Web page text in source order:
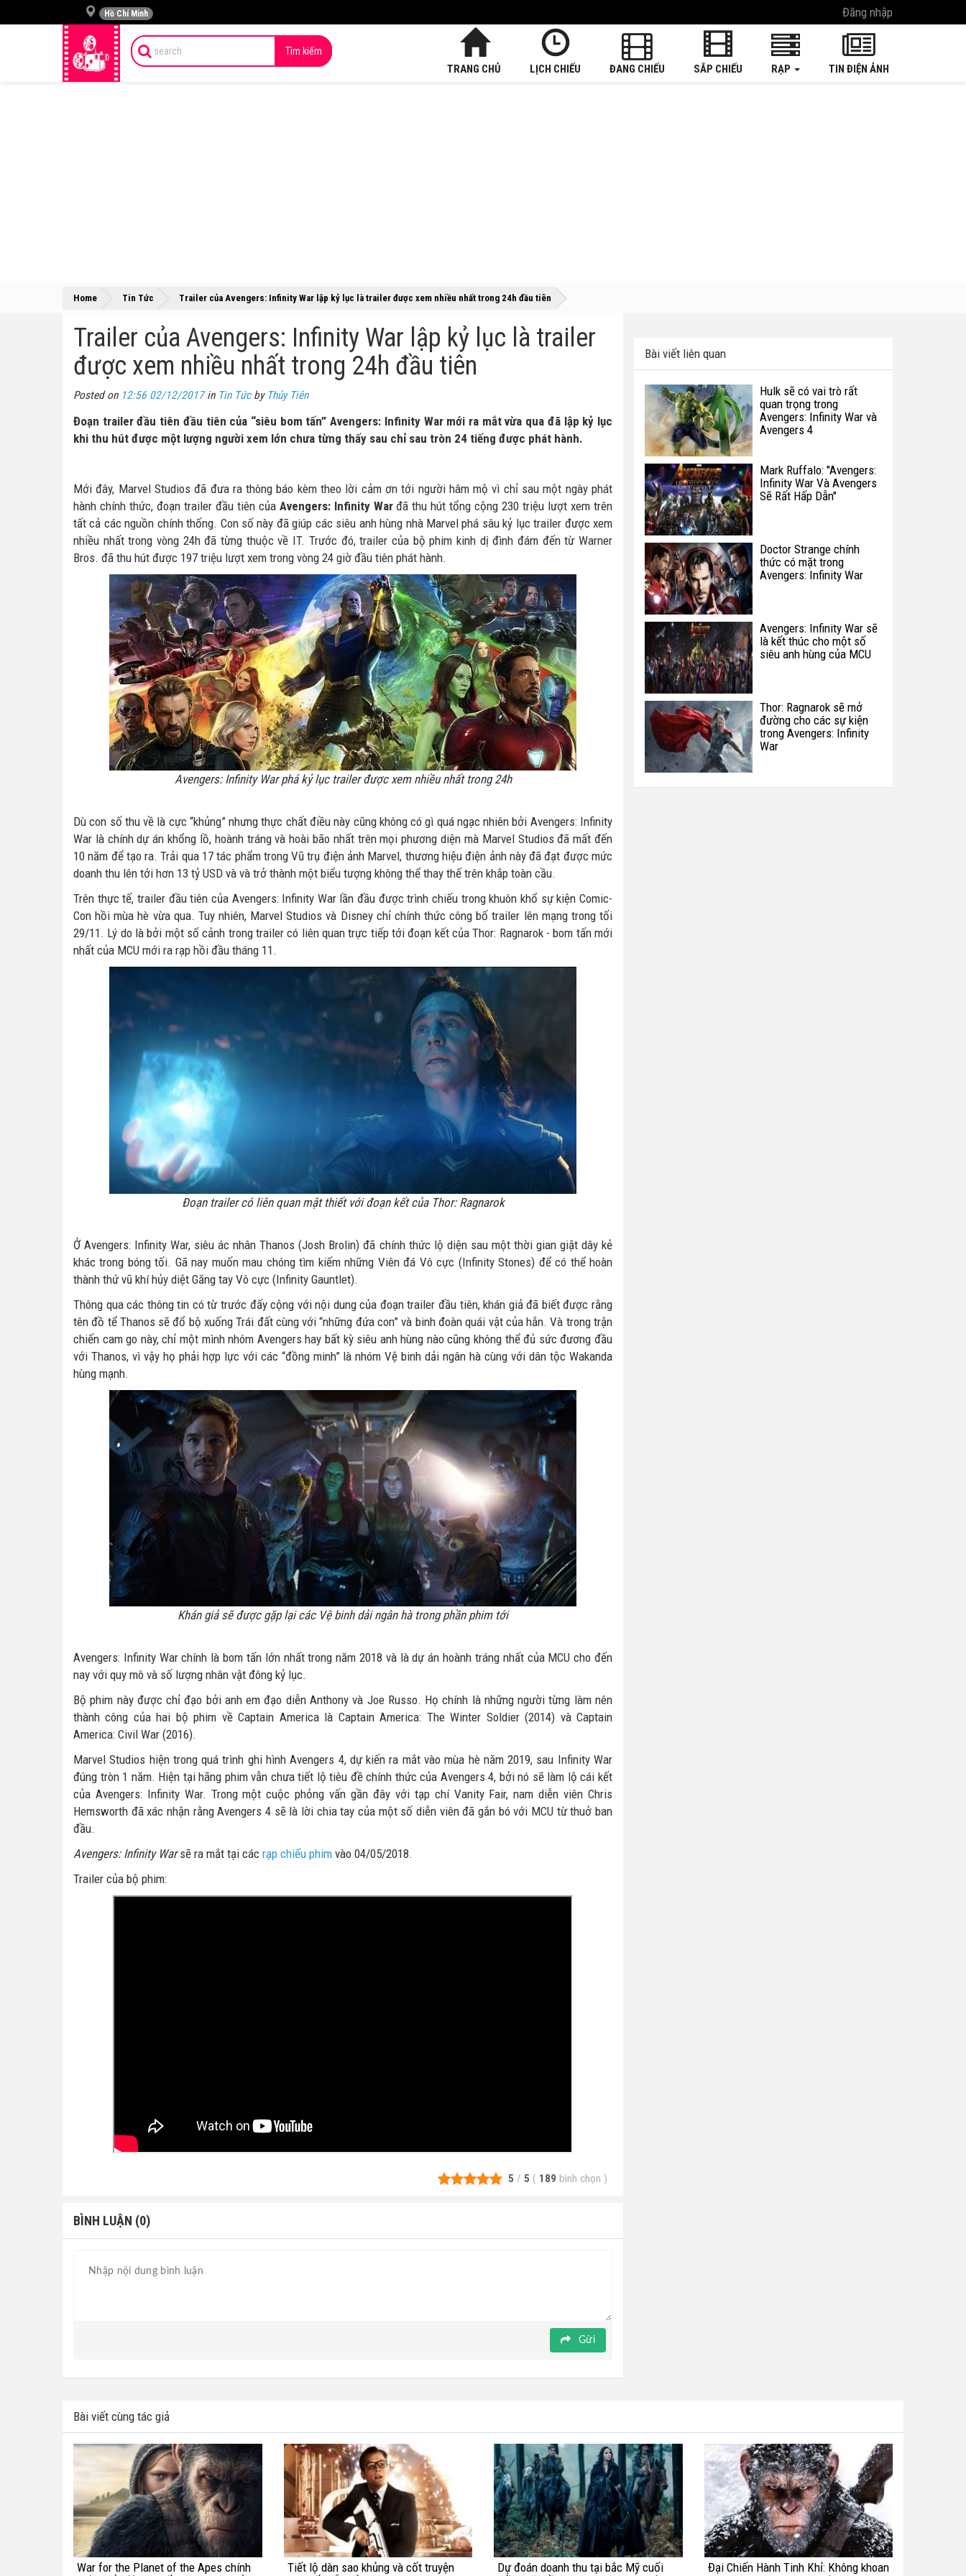
Hồ Chí Minh Đăng nhập
Tìm kiếm
TRANG CHỦ LỊCH CHIẾU ĐANG CHIẾU SẮP CHIẾU RẠP TIN ĐIỆN ẢNH
Home »
Tin Tức »
Trailer của Avengers: Infinity War lập kỷ lục là trailer được xem nhiều nhất trong 24h đầu tiên
Trailer của Avengers: Infinity War lập kỷ lục là trailer
được xem nhiều nhất trong 24h đầu tiên
Posted on 12:56 02/12/2017in Tin Tứcby Thủy Tiên
Đoạn trailer đầu tiên đầu tiên của “siêu bom tấn” Avengers: Infinity War mới ra mắt vừa qua đã lập kỷ lục
khi thu hút được một lượng người xem lớn chưa từng thấy sau chỉ sau tròn 24 tiếng được phát hành.
Mới đây, Marvel Studios đã đưa ra thông báo kèm theo lời cảm ơn tới người hâm mộ vì chỉ sau một ngày phát
hành chính thức, đoạn trailer đầu tiên của Avengers: Infinity Warđã thu hút tổng cộng 230 triệu lượt xem trên
tất cả các nguồn chính thống. Con số này đã giúp các siêu anh hùng nhà Marvel phá sâu kỷ lục trailer được xem
nhiều nhất trong vòng 24h đã từng thuộc về IT. Trước đó, trailer của bộ phim kinh dị đình đám đến từ Warner
Bros. đã thu hút được 197 triệu lượt xem trong vòng 24 giờ đầu tiên phát hành.
Avengers: Infinity War phá kỷ lục trailer được xem nhiều nhất trong 24h
Dù con số thu về là cực “khủng” nhưng thực chất điều này cũng không có gì quá ngạc nhiên bởi Avengers: Infinity
War là chính dự án khổng lồ, hoành tráng và hoài bão nhất trên mọi phương diện mà Marvel Studios đã mất đến
10 năm để tạo ra. Trải qua 17 tác phẩm trong Vũ trụ điện ảnh Marvel, thương hiệu điện ảnh này đã đạt được mức
doanh thu lên tới hơn 13 tỷ USD và và trở thành một biểu tượng không thể thay thế trên khắp toàn cầu.
Trên thực tế, trailer đầu tiên của Avengers: Infinity War lần đầu được trình chiếu trong khuôn khổ sự kiện Comic-
Con hồi mùa hè vừa qua. Tuy nhiên, Marvel Studios và Disney chỉ chính thức công bố trailer lên mạng trong tối
29/11. Lý do là bởi một số cảnh trong trailer có liên quan trực tiếp tới đoạn kết của Thor: Ragnarok - bom tấn mới
nhất của MCU mới ra rạp hồi đầu tháng 11.
Đoạn trailer có liên quan mật thiết với đoạn kết của Thor: Ragnarok
Ở Avengers: Infinity War, siêu ác nhân Thanos (Josh Brolin) đã chính thức lộ diện sau một thời gian giật dây kẻ
khác trong bóng tối. Gã nay muốn mau chóng tìm kiếm những Viên đá Vô cực (Infinity Stones) để có thể hoàn
thành thứ vũ khí hủy diệt Găng tay Vô cực (Infinity Gauntlet).
Thông qua các thông tin có từ trước đấy cộng với nội dung của đoạn trailer đầu tiên, khán giả đã biết được rằng
tên đồ tể Thanos sẽ đổ bộ xuống Trái đất cùng với “những đứa con” và binh đoàn quái vật của hắn. Và trong trận
chiến cam go này, chỉ một mình nhóm Avengers hay bất kỳ siêu anh hùng nào cũng không thể đủ sức đương đầu
với Thanos, vì vậy họ phải hợp lực với các “đồng minh” là nhóm Vệ binh dải ngân hà cùng với dân tộc Wakanda
hùng mạnh.
Khán giả sẽ được gặp lại các Vệ binh dải ngân hà trong phần phim tới
Avengers: Infinity War chính là bom tấn lớn nhất trong năm 2018 và là dự án hoành tráng nhất của MCU cho đến
nay với quy mô và số lượng nhân vật đông kỷ lục.
Bộ phim này được chỉ đạo bởi anh em đạo diễn Anthony và Joe Russo. Họ chính là những người từng làm nên
thành công của hai bộ phim về Captain America là Captain America: The Winter Soldier (2014) và Captain
America: Civil War (2016).
Marvel Studios hiện trong quá trình ghi hình Avengers 4, dự kiến ra mắt vào mùa hè năm 2019, sau Infinity War
đúng tròn 1 năm. Hiện tại hãng phim vẫn chưa tiết lộ tiêu đề chính thức của Avengers 4, bởi nó sẽ làm lộ cái kết
của Avengers: Infinity War. Trong một cuộc phỏng vấn gần đây với tạp chí Vanity Fair, nam diễn viên Chris
Hemsworth đã xác nhận rằng Avengers 4 sẽ là lời chia tay của một số diễn viên đã gắn bó với MCU từ thuở ban
đầu.
Avengers: Infinity Warsẽ ra mắt tại các rạp chiếu phim vào 04/05/2018.
Trailer của bộ phim:
5 / 5 ( 189 bình chọn )
BÌNH LUẬN (0)
Gửi
Bài viết liên quan
Hulk sẽ có vai trò rất
quan trọng trong
Avengers: Infinity War và
Avengers 4
Mark Ruffalo: "Avengers:
Infinity War Và Avengers
Sẽ Rất Hấp Dẫn"
Doctor Strange chính
thức có mặt trong
Avengers: Infinity War
Avengers: Infinity War sẽ
là kết thúc cho một số
siêu anh hùng của MCU
Thor: Ragnarok sẽ mở
đường cho các sự kiện
trong Avengers: Infinity
War
Bài viết cùng tác giả
War for the Planet of the Apes chính
Tiết lộ dàn sao khủng và cốt truyện
Dự đoán doanh thu tại bắc Mỹ cuối
Đại Chiến Hành Tinh Khỉ: Không khoan